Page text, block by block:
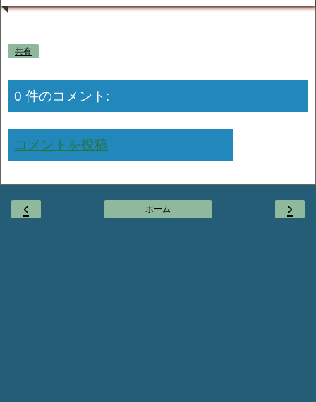
共有
0 件のコメント:
コメントを投稿
‹ ›
ホーム